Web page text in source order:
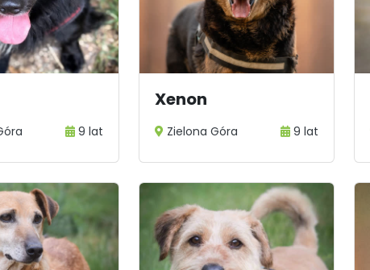
9 lat
Xenon
Zielona Góra 9 lat